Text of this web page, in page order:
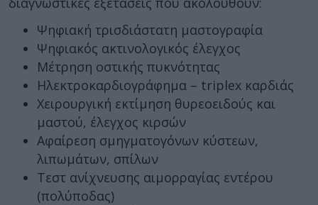
Ψηφιακή τρισδιάστατη μαστογραφία
Ψηφιακός ακτινολογικός έλεγχος
Μέτρηση οστικής πυκνότητας
Ηλεκτροκαρδιογράφημα – triplex καρδιάς
Χειρουργική εκτίμηση θυρεοειδούς και
μαστού, έλεγχος κιρσών
Αφαίρεση σμηγματογόνων κύστεων,
λιπωμάτων, σπίλων
Τεστ ανίχνευσης αιμορραγίας εντέρου
(πολύποδας)